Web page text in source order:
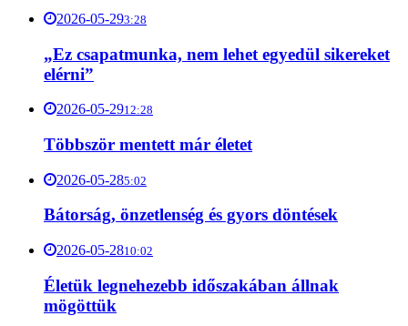
2026-05-293:28
„Ez csapatmunka, nem lehet egyedül sikereket
elérni”
2026-05-2912:28
Többször mentett már életet
2026-05-285:02
Bátorság, önzetlenség és gyors döntések
2026-05-2810:02
Életük legnehezebb időszakában állnak
mögöttük